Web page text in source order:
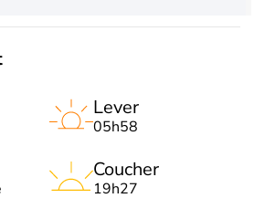
Lever
05h58
Coucher
19h27